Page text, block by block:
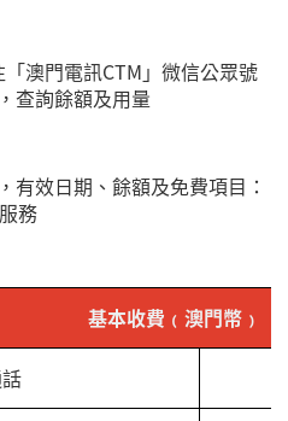
澳門電訊CTM」微信公眾號
查詢餘額及用量
有效日期、餘額及免費項目：
務
基本收費﹙澳門幣﹚